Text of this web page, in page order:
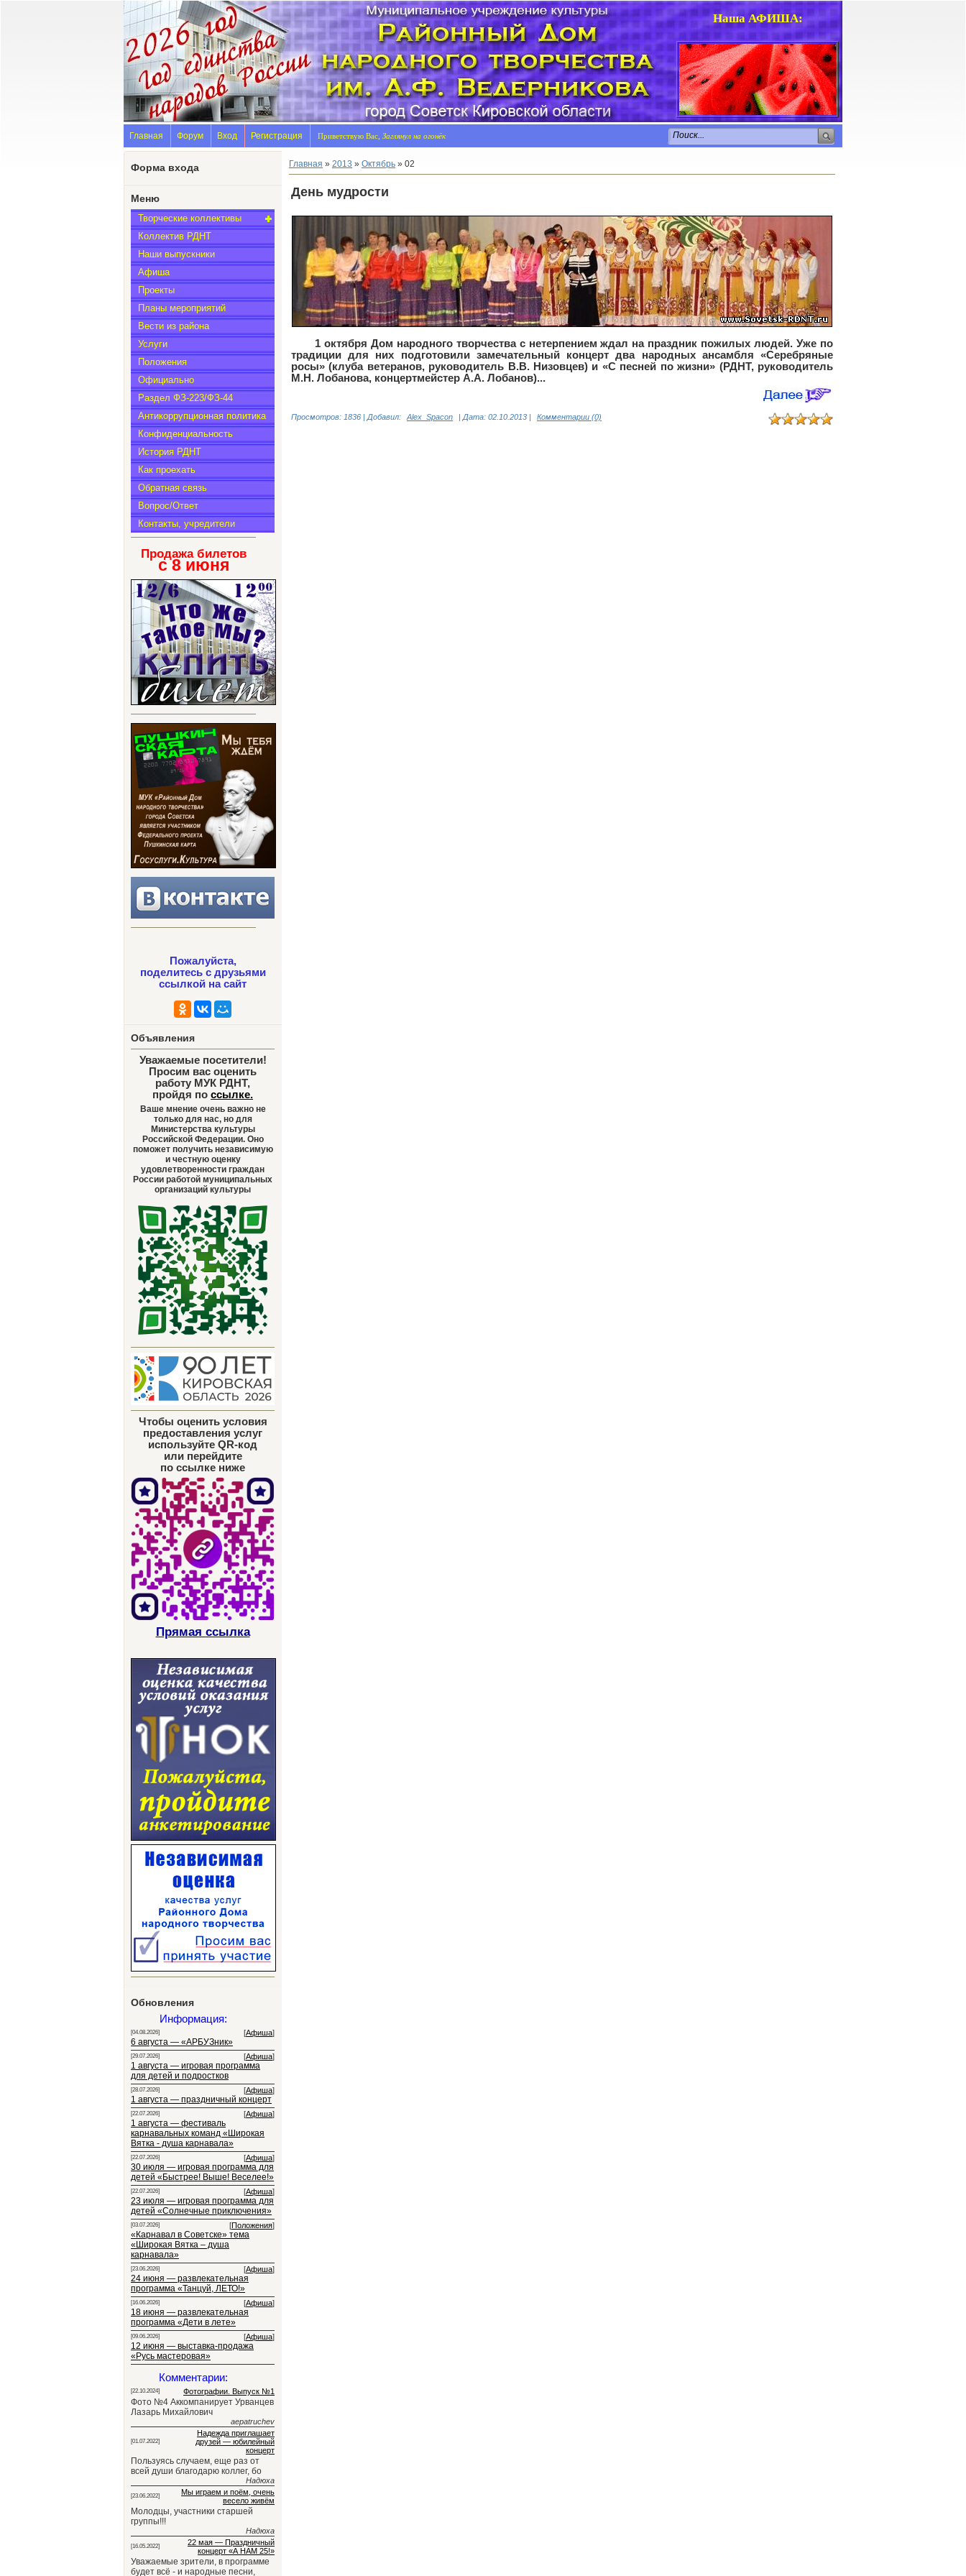
Наша АФИША:
Главная Форум Вход Регистрация Приветствую Вас, Заглянул на огонёк
Форма входа
Меню
Творческие коллективы
Коллектив РДНТ
Наши выпускники
Афиша
Проекты
Планы мероприятий
Вести из района
Услуги
Положения
Официально
Раздел ФЗ-223/ФЗ-44
Антикоррупционная политика
Конфиденциальность
История РДНТ
Как проехать
Обратная связь
Вопрос/Ответ
Контакты, учредители
Продажа билетов
с 8 июня
Пожалуйста,
поделитесь с друзьями
ссылкой на сайт
Объявления
Уважаемые посетители!
Просим вас оценить
работу МУК РДНТ,
пройдя по ссылке.
Ваше мнение очень важно не
только для нас, но для
Министерства культуры
Российской Федерации. Оно
поможет получить независимую
и честную оценку
удовлетворенности граждан
России работой муниципальных
организаций культуры
Чтобы оценить условия
предоставления услуг
используйте QR-код
или перейдите
по ссылке ниже
Прямая ссылка
Обновления
Информация:
[04.08.2026] [Афиша]
6 августа — «АРБУЗник»
[29.07.2026] [Афиша]
1 августа — игровая программа
для детей и подростков
[28.07.2026] [Афиша]
1 августа — праздничный концерт
[22.07.2026] [Афиша]
1 августа — фестиваль
карнавальных команд «Широкая
Вятка - душа карнавала»
[22.07.2026] [Афиша]
30 июля — игровая программа для
детей «Быстрее! Выше! Веселее!»
[22.07.2026] [Афиша]
23 июля — игровая программа для
детей «Солнечные приключения»
[03.07.2026] [Положения]
«Карнавал в Советске» тема
«Широкая Вятка – душа
карнавала»
[23.06.2026] [Афиша]
24 июня — развлекательная
программа «Танцуй, ЛЕТО!»
[16.06.2026] [Афиша]
18 июня — развлекательная
программа «Дети в лете»
[09.06.2026] [Афиша]
12 июня — выставка-продажа
«Русь мастеровая»
Комментарии:
[22.10.2024] Фотографии. Выпуск №1
Фото №4 Аккомпанирует Урванцев
Лазарь Михайлович
aepatruchev
[01.07.2022]
Надежда приглашает
друзей — юбилейный
концерт
Пользуясь случаем, еще раз от
всей души благодарю коллег, бо
Надюха
[23.06.2022]
Мы играем и поём, очень
весело живём
Молодцы, участники старшей
группы!!!
Надюха
[16.05.2022]
22 мая — Праздничный
концерт «А НАМ 25!»
Уважаемые зрители, в программе
будет всё - и народные песни,
Главная » 2013 » Октябрь » 02
День мудрости
1 октября Дом народного творчества с нетерпением ждал на праздник пожилых людей. Уже по
традиции для них подготовили замечательный концерт два народных ансамбля «Серебряные
росы» (клуба ветеранов, руководитель В.В. Низовцев) и «С песней по жизни» (РДНТ, руководитель
М.Н. Лобанова, концертмейстер А.А. Лобанов)...
Просмотров: 1836 | Добавил: Alex_Spacon | Дата: 02.10.2013 | Комментарии (0)